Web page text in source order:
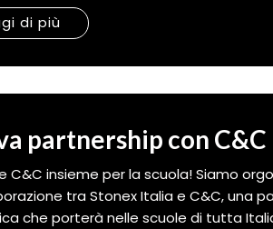
di più
partnership con C&C
C&C insieme per la scuola! Siamo
tra Stonex Italia e C&C, una
che porterà nelle scuole di tutta